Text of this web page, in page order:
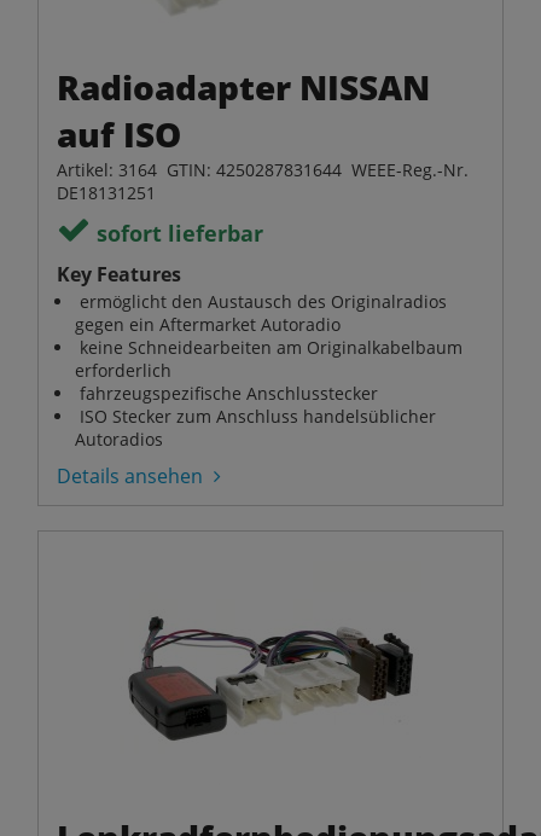
Radioadapter NISSAN
auf ISO
Artikel: 3164 GTIN: 4250287831644 WEEE-Reg.-Nr.
DE18131251
sofort lieferbar
Key Features
ermöglicht den Austausch des Originalradios
gegen ein Aftermarket Autoradio
keine Schneidearbeiten am Originalkabelbaum
erforderlich
fahrzeugspezifische Anschlusstecker
ISO Stecker zum Anschluss handelsüblicher
Autoradios
Details ansehen